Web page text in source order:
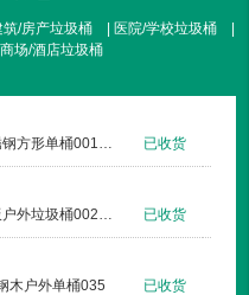
/房产垃圾桶 | 医院/学校垃圾桶 |
场/酒店垃圾桶
不锈钢方形单桶001定制款 已收货
钢板户外垃圾桶002玫瑰金 已收货
木户外单桶035 已收货